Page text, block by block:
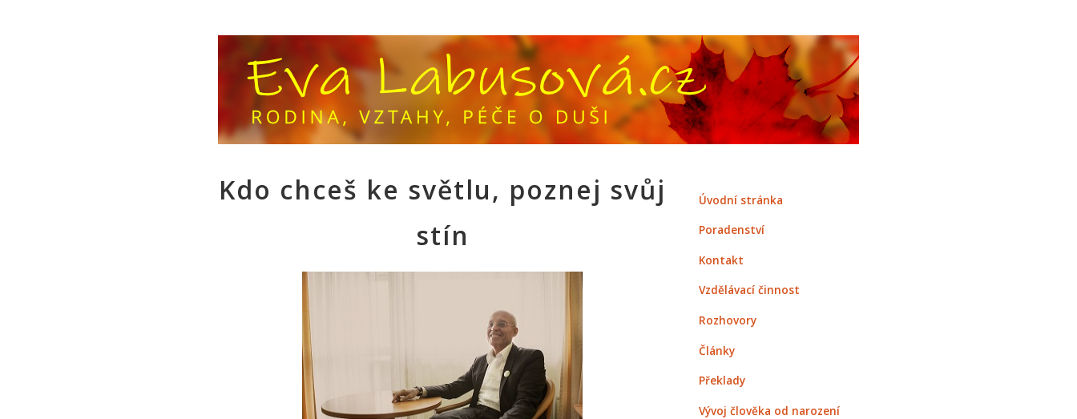
Kdo chceš ke světlu, poznej svůj
stín
Úvodní stránka
Poradenství
Kontakt
Vzdělávací činnost
Rozhovory
Články
Překlady
Vývoj člověka od narození